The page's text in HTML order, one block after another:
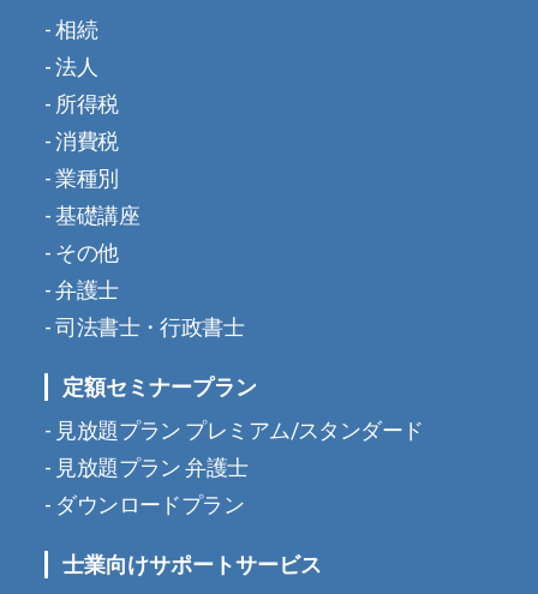
相続
法人
所得税
消費税
業種別
基礎講座
その他
弁護士
司法書士・行政書士
定額セミナープラン
見放題プラン プレミアム/スタンダード
見放題プラン 弁護士
ダウンロードプラン
士業向けサポートサービス